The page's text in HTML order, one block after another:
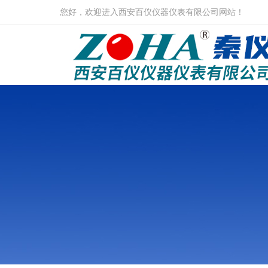
您好，欢迎进入西安百仪仪器仪表有限公司网站！